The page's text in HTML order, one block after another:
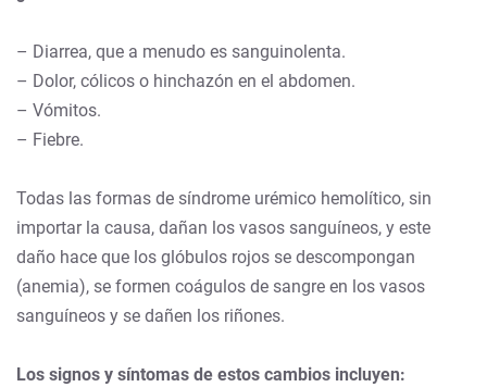
– Diarrea, que a menudo es sanguinolenta.
– Dolor, cólicos o hinchazón en el abdomen.
– Vómitos.
– Fiebre.
Todas las formas de síndrome urémico hemolítico, sin
importar la causa, dañan los vasos sanguíneos, y este
daño hace que los glóbulos rojos se descompongan
(anemia), se formen coágulos de sangre en los vasos
sanguíneos y se dañen los riñones.
Los signos y síntomas de estos cambios incluyen: